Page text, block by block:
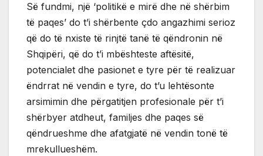
Së fundmi, një ‘politikë e mirë dhe në shërbim
të paqes’ do t’i shërbente çdo angazhimi serioz
që do të nxiste të rinjtë tanë të qëndronin në
Shqipëri, që do t’i mbështeste aftësitë,
potencialet dhe pasionet e tyre për të realizuar
ëndrrat në vendin e tyre, do t’u lehtësonte
arsimimin dhe përgatitjen profesionale për t’i
shërbyer atdheut, familjes dhe paqes së
qëndrueshme dhe afatgjatë në vendin tonë të
mrekullueshëm.